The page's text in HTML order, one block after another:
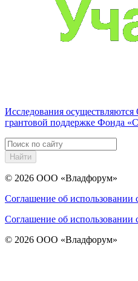
Исследования осуществляются
грантовой поддержке Фонда
Найти
© 2026 ООО «Владфорум»
Соглашение об использовании
Соглашение об использовании
© 2026 ООО «Владфорум»